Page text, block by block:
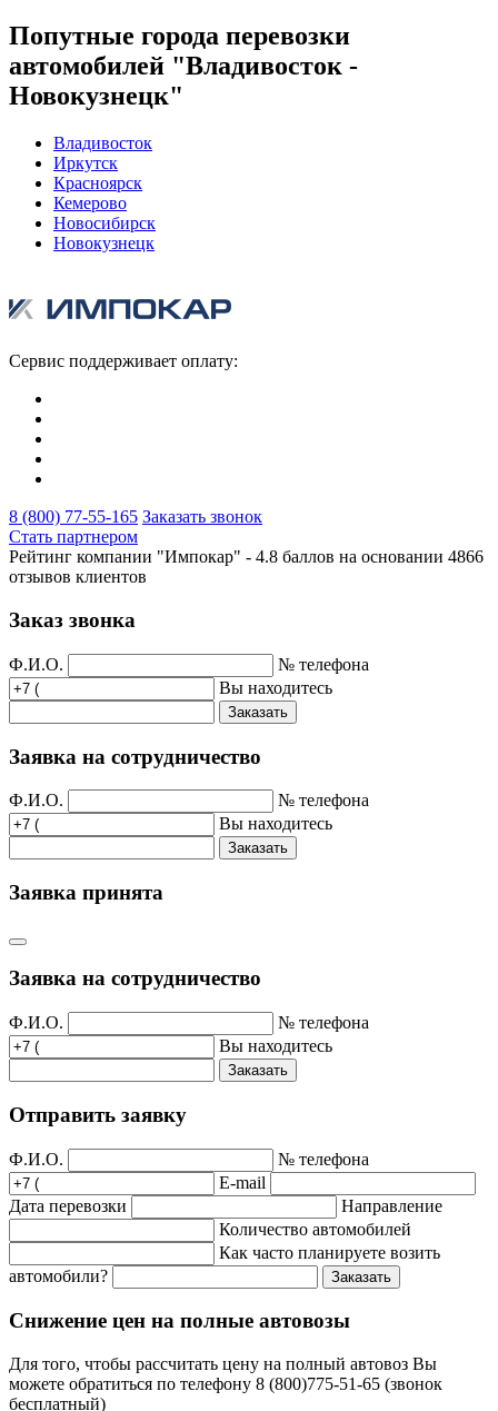
Попутные города перевозки
автомобилей "Владивосток -
Новокузнецк"
Владивосток
Иркутск
Красноярск
Кемерово
Новосибирск
Новокузнецк
Сервис поддерживает оплату:
8 (800) 77-55-165 Заказать звонок
Стать партнером
Рейтинг компании "Импокар" - 4.8 баллов на основании 4866
отзывов клиентов
Заказ звонка
Ф.И.О.
№ телефона
Вы находитесь
Заказать
Заявка на сотрудничество
Ф.И.О.
№ телефона
Вы находитесь
Заказать
Заявка принята
Заявка на сотрудничество
Ф.И.О.
№ телефона
Вы находитесь
Заказать
Отправить заявку
Ф.И.О.
№ телефона
E-mail
Дата перевозки
Направление
Количество автомобилей
Как часто планируете возить
автомобили?
Заказать
Снижение цен на полные автовозы
Для того, чтобы рассчитать цену на полный автовоз Вы
можете обратиться по телефону 8 (800)775-51-65 (звонок
бесплатный)